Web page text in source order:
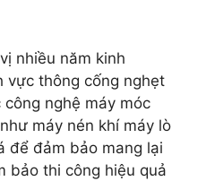
nhiều năm kinh
vực thông cống nghẹt
nghệ máy móc
máy nén khí máy lò
để đảm bảo mang lại
bảo thi công hiệu quả